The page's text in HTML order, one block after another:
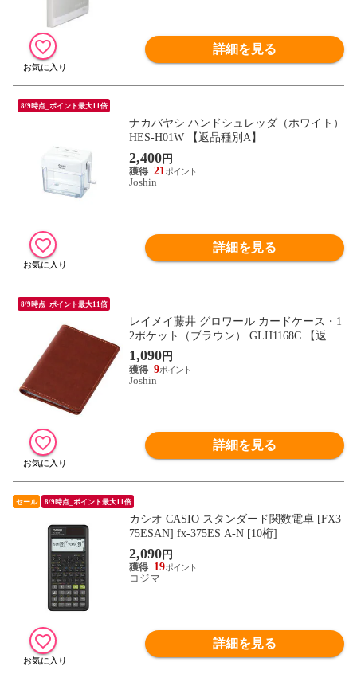
詳細を見る
8/9時点_ポイント最大11倍
ナカバヤシ ハンドシュレッダ（ホワイト）
HES-H01W 【返品種別A】
2,400円
21
Joshin
詳細を見る
8/9時点_ポイント最大11倍
レイメイ藤井 グロワール カードケース・1
2ポケット（ブラウン） GLH1168C 【返品
種別A】
1,090円
9
Joshin
詳細を見る
セール 8/9時点_ポイント最大11倍
カシオ CASIO スタンダード関数電卓 [FX3
75ESAN] fx-375ES A-N [10桁]
2,090円
19
コジマ
詳細を見る